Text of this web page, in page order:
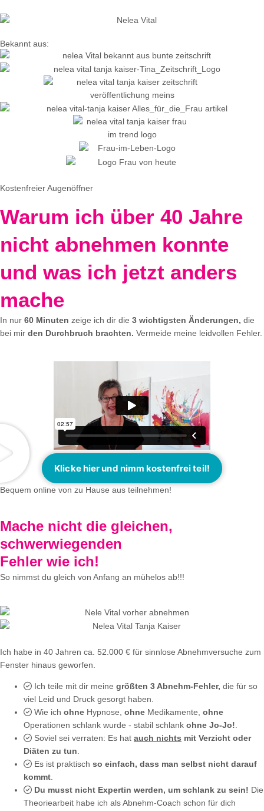
Bekannt aus:
Kostenfreier Augenöffner
Warum ich über 40 Jahre
nicht abnehmen konnte
und was ich jetzt anders
mache
In nur 60 Minuten zeige ich dir die 3 wichtigsten Änderungen, die
bei mir den Durchbruch brachten. Vermeide meine leidvollen Fehler.
Klicke hier und nimm kostenfrei teil!
Bequem online von zu Hause aus teilnehmen!
Mache nicht die gleichen,
schwerwiegenden
Fehler wie ich!
So nimmst du gleich von Anfang an mühelos ab!!!
Ich habe in 40 Jahren ca. 52.000 € für sinnlose Abnehmversuche zum
Fenster hinaus geworfen.
Ich teile mit dir meine größten 3 Abnehm-Fehler, die für so
viel Leid und Druck gesorgt haben.
Wie ich ohne Hypnose, ohne Medikamente, ohne
Operationen schlank wurde - stabil schlank ohne Jo-Jo!.
Soviel sei verraten: Es hat auch nichts mit Verzicht oder
Diäten zu tun.
Es ist praktisch so einfach, dass man selbst nicht darauf
kommt.
Du musst nicht Expertin werden, um schlank zu sein! Die
Theoriearbeit habe ich als Abnehm-Coach schon für dich